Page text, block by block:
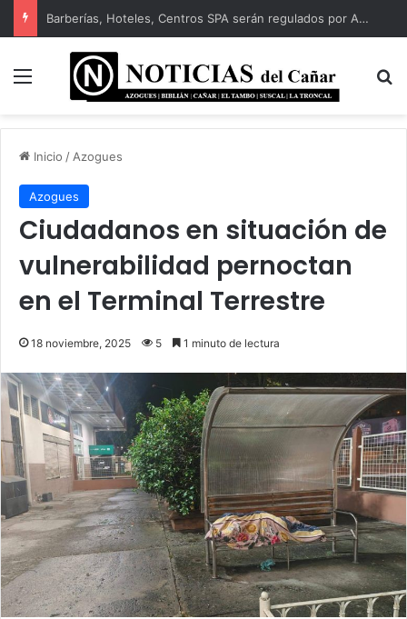
Biblián celebró sus 82 años de cantonización
Inicio / Azogues
Azogues
Ciudadanos en situación de
vulnerabilidad pernoctan
en el Terminal Terrestre
18 noviembre, 2025 5 1 minuto de lectura